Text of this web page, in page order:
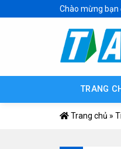
to
Chào mừng bạn
TRANG
Trang chủ »